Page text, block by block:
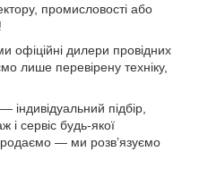
промисловості або
офіційні дилери провідних
лише перевірену техніку,
— індивідуальний підбір,
і сервіс будь-якої
— ми розв’язуємо